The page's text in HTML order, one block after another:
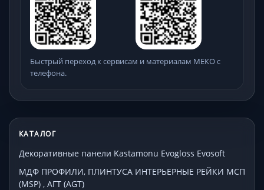
Быстрый переход к сервисам и материалам МЕКО с
телефона.
КАТАЛОГ
Декоративные панели Kastamonu Evogloss Evosoft
МДФ ПРОФИЛИ, ПЛИНТУСА ИНТЕРЬЕРНЫЕ РЕЙКИ МСП
(MSP) , АГТ (AGT)